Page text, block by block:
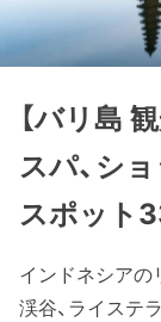
【バリ島
スパ、シ
スポット
インドネシアの
渓谷、ライステ